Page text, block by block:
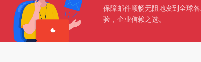
保障邮件顺畅无阻地发到全球
验，企业信赖之选。